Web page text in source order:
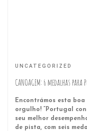
UNCATEGORIZED
CANOAGEM: 6 medalhas para
Encontrámos esta
orgulho! “Portugal
seu melhor
de pista, com seis